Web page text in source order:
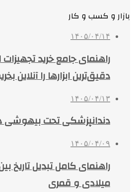
بازار و کسب و کار
۱۴۰۵/۰۴/۱۴
راهنمای جامع خرید
دقیق‌ترین ابزارها را آنلاین
۱۴۰۵/۰۴/۱۳
دندانپزشکی تحت بیهوشی
۱۴۰۵/۰۴/۰۹
راهنمای کامل تبدیل
میلادی و قمری